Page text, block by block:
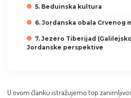
5. Beduinska kultura
6. Jordanska obala Crvenog
7. Jezero Tiberijad
Jordanske perspektive
U ovom članku istražujemo top